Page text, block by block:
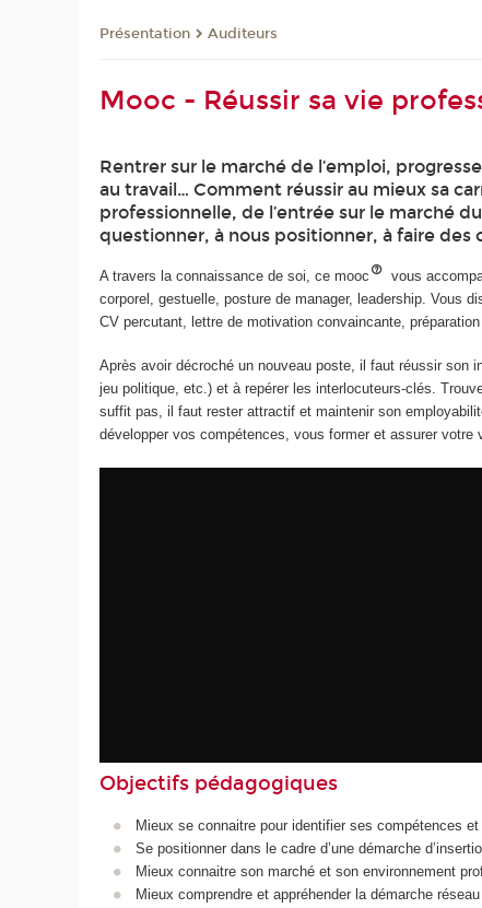
Présentation Auditeurs
Mooc - Réussir sa vie
Rentrer sur le marché de l’emploi,
au travail… Comment réussir au mieux sa
professionnelle, de l’entrée sur le marché
questionner, à nous positionner, à faire des
A travers la connaissance de soi, ce mooc
vous
corporel, gestuelle, posture de manager, leadership. Vous
CV percutant, lettre de motivation convaincante,
Après avoir décroché un nouveau poste, il faut réussir son
jeu politique, etc.) et à repérer les interlocuteurs-clés.
suffit pas, il faut rester attractif et maintenir son
développer vos compétences, vous former et assurer
Objectifs pédagogiques
Mieux se connaitre pour identifier ses compétences
Se positionner dans le cadre d’une démarche
Mieux connaitre son marché et son environnement
Mieux comprendre et appréhender la démarche réseau